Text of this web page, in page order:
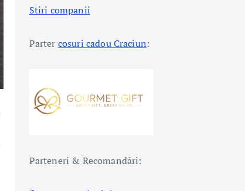
Stiri companii
Parter cosuri cadou Craciun:
Parteneri & Recomandări: